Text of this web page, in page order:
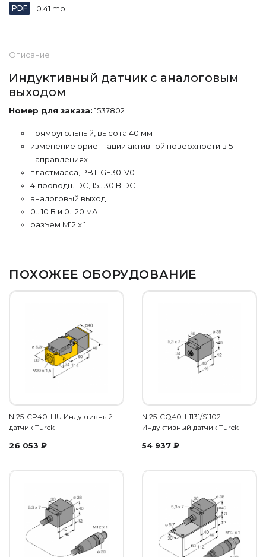
Описание
Индуктивный датчик с аналоговым
выходом
Номер для заказа: 1537802
прямоугольный, высота 40 мм
изменение ориентации активной поверхности в 5
направлениях
пластмасса, PBT-GF30-V0
4‐проводн. DC, 15…30 В DC
аналоговый выход
0…10 В и 0…20 мА
разъем M12 x 1
PDF 0.41 mb
ПОХОЖЕЕ ОБОРУДОВАНИЕ
NI25-CP40-LIU Индуктивный
датчик Turck
26 053 ₽
NI25-CQ40-L1131/S1102
Индуктивный датчик Turck
54 937 ₽